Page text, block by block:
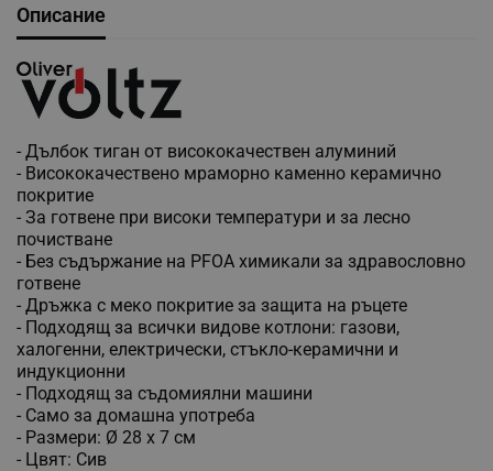
Описание
- Дълбок тиган от висококачествен алуминий
- Висококачествено мраморно каменно керамично
покритие
- За готвене при високи температури и за лесно
почистване
- Без съдържание на PFOA химикали за здравословно
готвене
- Дръжка с меко покритие за защита на ръцете
- Подходящ за всички видове котлони: газови,
халогенни, електрически, стъкло-керамични и
индукционни
- Подходящ за съдомиялни машини
- Само за домашна употреба
- Размери: Ø 28 х 7 см
- Цвят: Сив